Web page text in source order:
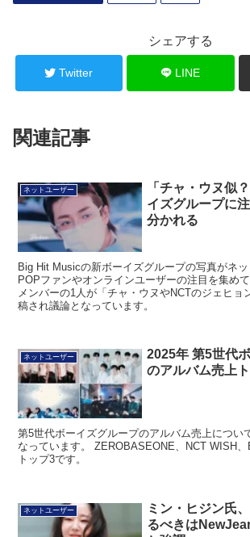
シェアする
Twitter LINE
関連記事
ネットユーザー
「チャ・ウヌ似
イズグループに
分かれる
Big Hit Musicの新ボーイズグループの写真がネ
POPファンやオンラインユーザーの注目を集め
メンバーの1人が「チャ・ウヌやNCTのジェヒョ
稿され議論となっています。
ネットユーザー
2025年 第5世代
のアルバム売上
第5世代ボーイズグループのアルバム売上につい
なっています。 ZEROBASEONE、NCT WISH
トップ3です。
ネットユーザー
ミン・ヒジン氏
るべきは